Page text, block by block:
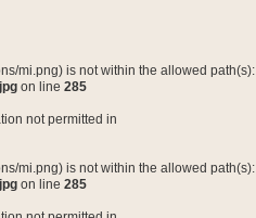
mi.png) is not within the allowed path(s):
on line 285
not permitted in
mi.png) is not within the allowed path(s):
on line 285